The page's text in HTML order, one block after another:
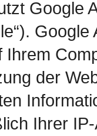
Google
Ihrem
der
Ihrer